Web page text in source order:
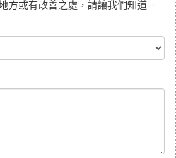
方或有改善之處，請讓我們知道。